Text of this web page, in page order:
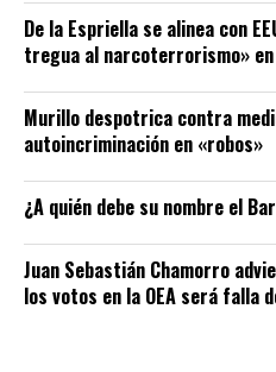
De la Espriella se alinea con
tregua al narcoterrorismo» en
Murillo despotrica contra
autoincriminación en «robos»
¿A quién debe su nombre el
Juan Sebastián Chamorro
los votos en la OEA será falla